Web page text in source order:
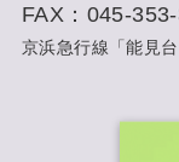
FAX：045-
京浜急行線「能見